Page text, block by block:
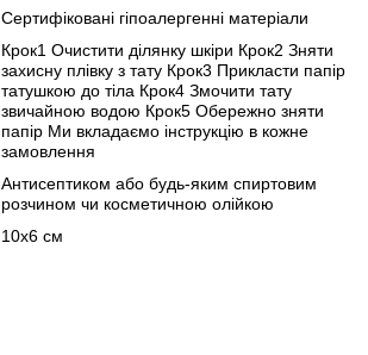
Сертифіковані гіпоалергенні матеріали
Крок1 Очистити ділянку шкіри Крок2 Зняти
захисну плівку з тату Крок3 Прикласти папір
татушкою до тіла Крок4 Змочити тату
звичайною водою Крок5 Обережно зняти
папір Ми вкладаємо інструкцію в кожне
замовлення
Антисептиком або будь-яким спиртовим
розчином чи косметичною олійкою
10х6 см